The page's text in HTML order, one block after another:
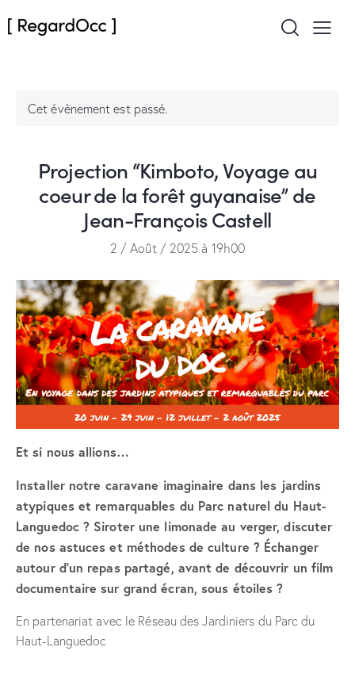
Cet évènement est passé.
Projection “Kimboto, Voyage au
coeur de la forêt guyanaise” de
Jean-François Castell
2 / Août / 2025 à 19h00
Et si nous allions…
Installer notre caravane imaginaire dans les jardins
atypiques et remarquables du Parc naturel du Haut-
Languedoc ? Siroter une limonade au verger, discuter
de nos astuces et méthodes de culture ? Échanger
autour d’un repas partagé, avant de découvrir un film
documentaire sur grand écran, sous étoiles ?
En partenariat avec le Réseau des Jardiniers du Parc du
Haut-Languedoc